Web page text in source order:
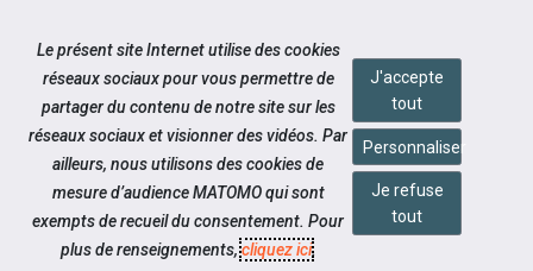
Aller au contenu
Notre actualité
#DUODAY2023 LE 23 NOVEMBRE :
Le présent site Internet utilise des cookies
réseaux sociaux pour vous permettre de
partager du contenu de notre site sur les
réseaux sociaux et visionner des vidéos. Par
ailleurs, nous utilisons des cookies de
mesure d’audience MATOMO qui sont
exempts de recueil du consentement. Pour
plus de renseignements,cliquez ici.
J'accepte
tout
Personnaliser
Je refuse
tout